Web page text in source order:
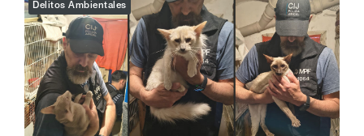
Delitos Ambientales